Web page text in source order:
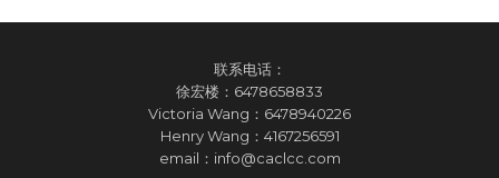
联系电话：
徐宏楼： 6478658833
Victoria Wang： 6478940226
Henry Wang： 4167256591
email： info@caclcc.com